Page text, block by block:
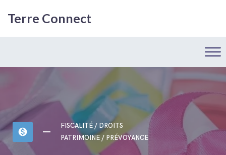
Terre Connect
monetization_on
FISCALITÉ / DROITS
PATRIMOINE / PRÉVOYANCE